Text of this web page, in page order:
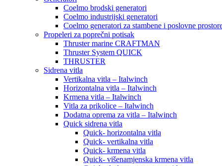
Coelmo brodski generatori
Coelmo industrijski generatori
Coelmo generatori za stambene i poslovne
Propeleri za poprečni potisak
Thruster marine CRAFTMAN
Thruster System QUICK
THRUSTER
Sidrena vitla
Vertikalna vitla – Italwinch
Horizontalna vitla – Italwinch
Krmena vitla – Italwinch
Vitla za prikolice – Italwinch
Dodatna oprema za vitla – Italwinch
Quick sidrena vitla
Quick- horizontalna vitla
Quick- vertikalna vitla
Quick- krmena vitla
Quick- višenamjenska krmena vitla